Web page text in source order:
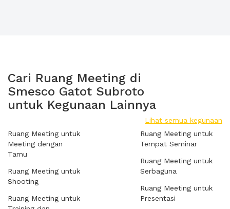
Cari Ruang Meeting di
Smesco Gatot Subroto
untuk Kegunaan Lainnya
Lihat semua kegunaan
Ruang Meeting untuk
Meeting dengan
Tamu
Ruang Meeting untuk
Shooting
Ruang Meeting untuk
Ruang Meeting untuk
Tempat Seminar
Ruang Meeting untuk
Serbaguna
Ruang Meeting untuk
Presentasi